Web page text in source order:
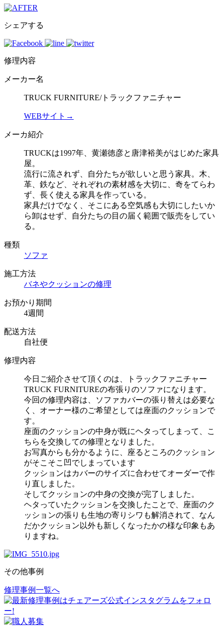
シェアする
修理内容
メーカー名
TRUCK FURNITURE/トラックファニチャー
WEBサイト→
メーカ紹介
TRUCKは1997年、黄瀬徳彦と唐津裕美がはじめた家具
屋。
流行に流されず、自分たちが欲しいと思う家具。木、
革、鉄など、それぞれの素材感を大切に、奇をてらわ
ず、長く使える家具を作っている。
家具だけでなく、そこにある空気感も大切にしたいか
ら卸はせず、自分たちの目の届く範囲で販売をしてい
る。
種類
ソファ
施工方法
バネやクッションの修理
お預かり期間
4週間
配送方法
自社便
修理内容
今日ご紹介させて頂くのは、トラックファニチャー
TRUCK FURNITUREの布張りのソファになります。
今回の修理内容は、ソファカバーの張り替えは必要な
く、オーナー様のご希望としては座面のクッションで
す。
座面のクッションの中身が既にヘタってしまって、こ
ちらを交換しての修理となりました。
お写真からも分かるように、座るところのクッション
がそこそこ凹でしまっています
クッションはカバーのサイズに合わせてオーダーで作
り直しました。
そしてクッションの中身の交換が完了しました。
ヘタっていたクッションを交換したことで、座面のク
ッションの張りも生地の寄りシワも解消されて、なん
だかクッション以外も新しくなったかの様な印象もあ
りますね。
その他事例
投
稿
ナ
修理事例一覧へ